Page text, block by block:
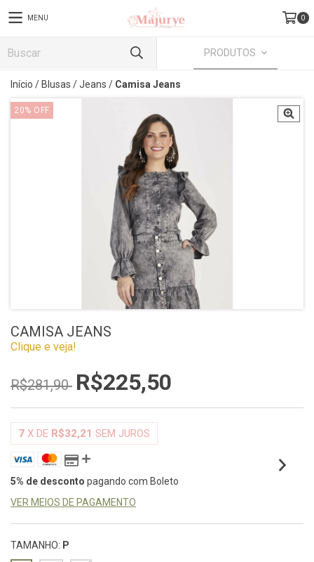
MENU 0
PRODUTOS
Início / Blusas /Jeans / Camisa Jeans
20% OFF
CAMISA JEANS
Clique e veja!
R$281,90 R$225,50
7 X DE R$32,21 SEM JUROS
5% de desconto pagando com Boleto
VER MEIOS DE PAGAMENTO
TAMANHO: P